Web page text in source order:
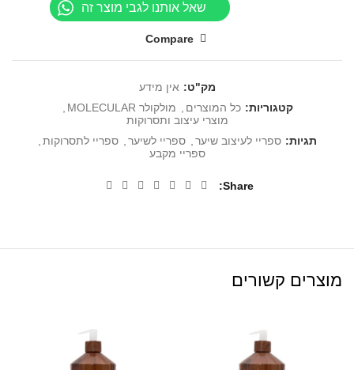
שאל אותנו לגבי מוצר זה
Compare
מק"ט: אין מידע
קטגוריות: כל המוצרים , מולקולר MOLECULAR
,
מוצרי עיצוב ותסרוקות
תגיות: ספריי לעיצוב שיער, ספריי לשיער, ספריי לתסרוקות,
ספריי מקבע
Share
מוצרים קשורים